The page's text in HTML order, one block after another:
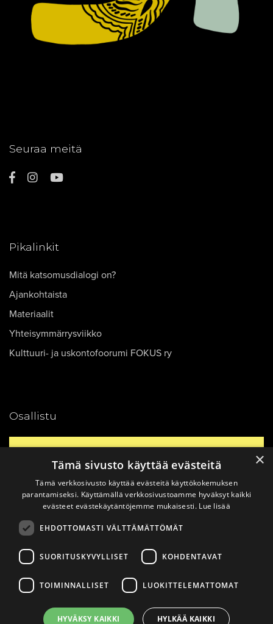
Seuraa meitä
Pikalinkit
Mitä katsomusdialogi on?
Ajankohtaista
Materiaalit
Yhteisymmärrysviikko
Kulttuuri- ja uskontofoorumi FOKUS ry
Osallistu
Yhteystiedot
Ajankohtaista
Vinkkaa materiaali!
© 2026Katsomusdialogi.Made with ❤ byAvoin.Systems
×
Tämä sivusto käyttää evästeitä
Tämä verkkosivusto käyttää evästeitä käyttökokemuksen
parantamiseksi. Käyttämällä verkkosivustoamme hyväksyt kaikki
evästeet evästekäytäntöjemme mukaisesti. Lue lisää
EHDOTTOMASTI VÄLTTÄMÄTTÖMÄT
SUORITUSKYVYLLISET KOHDENTAVAT
TOIMINNALLISET LUOKITTELEMATTOMAT
HYVÄKSY KAIKKI HYLKÄÄ KAIKKI